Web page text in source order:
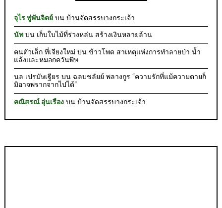
จุไร พู่พันจิตย์ บนบ้านจัดสรรบางกระเจ้า
นัท บน เก็บใบไม้ที่ร่วงหล่น สร้างเงินหลายล้าน
คนตัวเล็ก ที่เจียงใหม่ บนข้าวโพด สาเหตุแห่งการทำลายป่า น้ำ
แล้งและหมอกควันพิษ
นล เปรมัษเฐียร บน ฉลบชลัยย์ พลางกูร “ความรักที่แม้ความตายก็
มิอาจพรากจากไปได้”
คณิสรณ์ อุ่นเรือง บนบ้านจัดสรรบางกระเจ้า